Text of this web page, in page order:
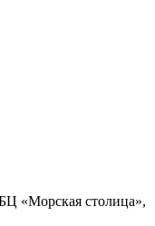
«Морская столица»,